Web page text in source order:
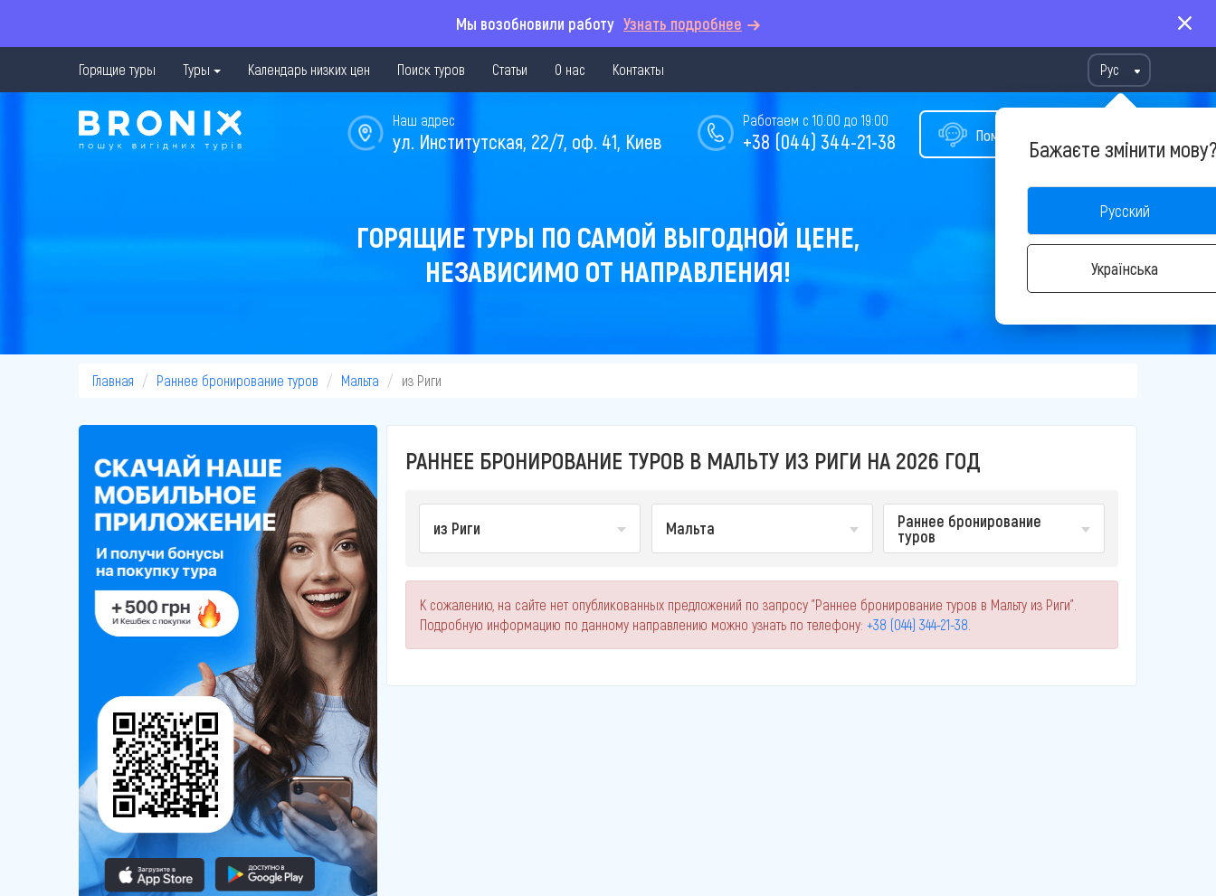
Мы возобновили работу Узнать подробнее
Горящие туры Туры Календарь низких цен Поиск туров Статьи О нас Контакты Рус
Бажаєте змінити
Русский
Українська
Помощь в подборе тура
Работаем с 10:00 до 19:00
+38 (044) 344-21-38
Наш адрес
ул. Институтская, 22/7, оф. 41, Киев
ГОРЯЩИЕ ТУРЫ ПО САМОЙ ВЫГОДНОЙ ЦЕНЕ,
НЕЗАВИСИМО ОТ НАПРАВЛЕНИЯ!
Главная Раннее бронирование туров Мальта из Риги
РАННЕЕ БРОНИРОВАНИЕ ТУРОВ В МАЛЬТУ ИЗ РИГИ НА 2026 ГОД
из Риги Мальта Раннее бронирование
туров
К сожалению, на сайте нет опубликованных предложений по запросу "Раннее бронирование туров в Мальту из Риги".
Подробную информацию по данному направлению можно узнать по телефону: +38 (044) 344-21-38